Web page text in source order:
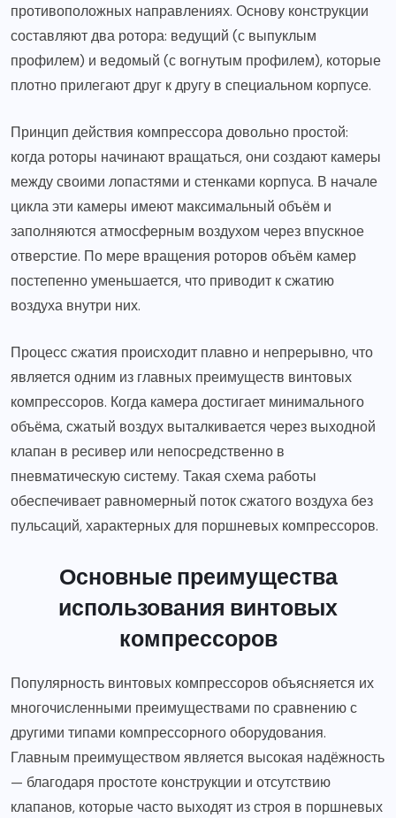
противоположных направлениях. Основу конструкции
составляют два ротора: ведущий (с выпуклым
профилем) и ведомый (с вогнутым профилем), которые
плотно прилегают друг к другу в специальном корпусе.
Принцип действия компрессора довольно простой:
когда роторы начинают вращаться, они создают камеры
между своими лопастями и стенками корпуса. В начале
цикла эти камеры имеют максимальный объём и
заполняются атмосферным воздухом через впускное
отверстие. По мере вращения роторов объём камер
постепенно уменьшается, что приводит к сжатию
воздуха внутри них.
Процесс сжатия происходит плавно и непрерывно, что
является одним из главных преимуществ винтовых
компрессоров. Когда камера достигает минимального
объёма, сжатый воздух выталкивается через выходной
клапан в ресивер или непосредственно в
пневматическую систему. Такая схема работы
обеспечивает равномерный поток сжатого воздуха без
пульсаций, характерных для поршневых компрессоров.
Основные преимущества
использования винтовых
компрессоров
Популярность винтовых компрессоров объясняется их
многочисленными преимуществами по сравнению с
другими типами компрессорного оборудования.
Главным преимуществом является высокая надёжность
— благодаря простоте конструкции и отсутствию
клапанов, которые часто выходят из строя в поршневых